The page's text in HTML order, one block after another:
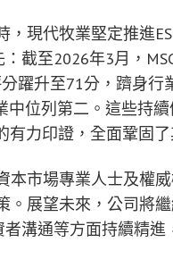
，現代牧業堅定推進
：截至2026年3月，
躍升至71分，躋身行
中位列第二。這些持
有力印證，全面鞏固
本市場專業人士及權
。展望未來，公司將
者溝通等方面持續精